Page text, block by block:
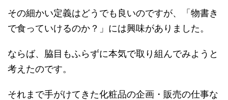
その細かい定義はどうでも良いのですが、「物書き
で食っていけるのか？」には興味がありました。
ならば、脇目もふらずに本気で取り組んでみようと
考えたのです。
それまで手がけてきた化粧品の企画・販売の仕事な